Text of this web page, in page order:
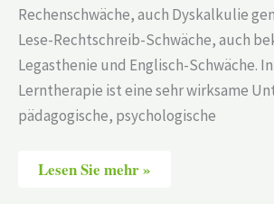
Rechenschwäche, auch Dyskalkulie
Lese-Rechtschreib-Schwäche, auch
Legasthenie und Englisch-Schwäche.
Lerntherapie ist eine sehr wirksame
pädagogische, psychologische
Lesen Sie mehr »